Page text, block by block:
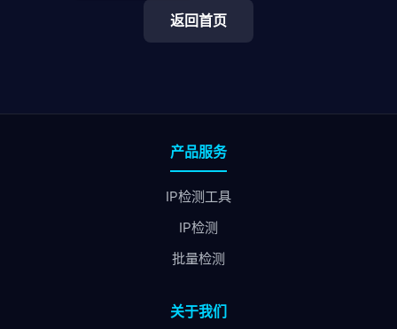
返回首页
产品服务
IP检测工具
IP检测
批量检测
关于我们